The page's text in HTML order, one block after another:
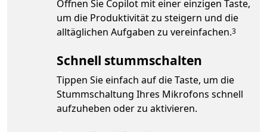
Öffnen Sie Copilot mit einer einzigen Taste,
um die Produktivität zu steigern und die
alltäglichen Aufgaben zu vereinfachen.
Footnote
3
Schnell stummschalten
Tippen Sie einfach auf die Taste, um die
Stummschaltung Ihres Mikrofons schnell
aufzuheben oder zu aktivieren.